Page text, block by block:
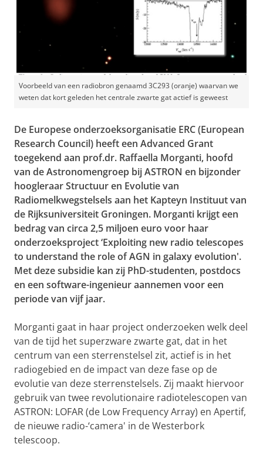
Voorbeeld van een radiobron genaamd 3C293 (oranje) waarvan we
weten dat kort geleden het centrale zwarte gat actief is geweest
De Europese onderzoeksorganisatie ERC (European
Research Council) heeft een Advanced Grant
toegekend aan prof.dr. Raffaella Morganti, hoofd
van de Astronomengroep bij ASTRON en bijzonder
hoogleraar Structuur en Evolutie van
Radiomelkwegstelsels aan het Kapteyn Instituut van
de Rijksuniversiteit Groningen. Morganti krijgt een
bedrag van circa 2,5 miljoen euro voor haar
onderzoeksproject ‘Exploiting new radio telescopes
to understand the role of AGN in galaxy evolution'.
Met deze subsidie kan zij PhD-studenten, postdocs
en een software-ingenieur aannemen voor een
periode van vijf jaar.
Morganti gaat in haar project onderzoeken welk deel
van de tijd het superzware zwarte gat, dat in het
centrum van een sterrenstelsel zit, actief is in het
radiogebied en de impact van deze fase op de
evolutie van deze sterrenstelsels. Zij maakt hiervoor
gebruik van twee revolutionaire radiotelescopen van
ASTRON: LOFAR (de Low Frequency Array) en Apertif,
de nieuwe radio-‘camera' in de Westerbork
telescoop.